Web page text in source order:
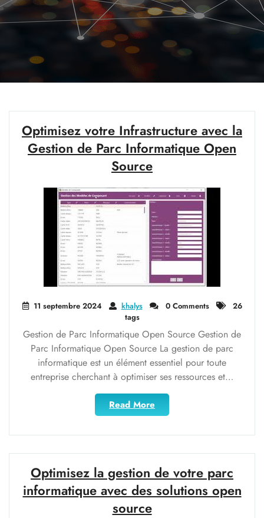
Optimisez votre Infrastructure avec la
Gestion de Parc Informatique Open
Source
11 septembre 2024 khalys 0 Comments
26
tags
Gestion de Parc Informatique Open Source Gestion de
Parc Informatique Open Source La gestion de parc
informatique est un élément essentiel pour toute
entreprise cherchant à optimiser ses ressources et…
Read More
votre
la
Gestion
de
Parc
Optimisez la gestion de votre parc
informatique avec des solutions open
source